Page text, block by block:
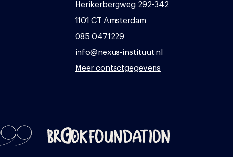
Herikerbergweg 292-342
1101 CT Amsterdam
085 0471229
info@nexus-instituut.nl
Meer contactgegevens